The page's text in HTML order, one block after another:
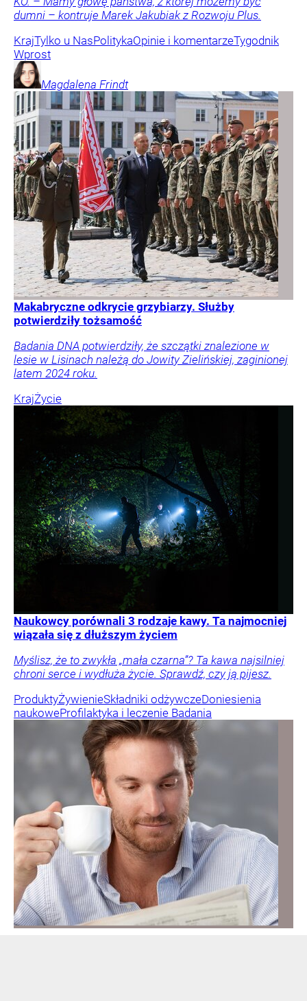
dumni – kontruje Marek Jakubiak z Rozwoju Plus.
KrajTylko u NasPolitykaOpinie i komentarzeTygodnik
Wprost
Magdalena Frindt
Makabryczne odkrycie grzybiarzy. Służby
potwierdziły tożsamość
Badania DNA potwierdziły, że szczątki znalezione w
lesie w Lisinach należą do Jowity Zielińskiej, zaginionej
latem 2024 roku.
KrajŻycie
Naukowcy porównali 3 rodzaje kawy. Ta najmocniej
wiązała się z dłuższym życiem
Myślisz, że to zwykła „mała czarna”? Ta kawa najsilniej
chroni serce i wydłuża życie. Sprawdź, czy ją pijesz.
ProduktyŻywienieSkładniki odżywczeDoniesienia
naukoweProfilaktyka i leczenie Badania